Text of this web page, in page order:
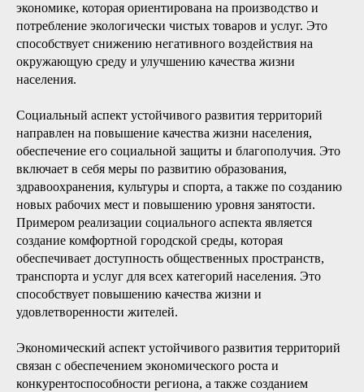
экономике, которая ориентирована на производство и
потребление экологически чистых товаров и услуг. Это
способствует снижению негативного воздействия на
окружающую среду и улучшению качества жизни
населения.
Социальный аспект устойчивого развития территорий
направлен на повышение качества жизни населения,
обеспечение его социальной защиты и благополучия. Это
включает в себя меры по развитию образования,
здравоохранения, культуры и спорта, а также по созданию
новых рабочих мест и повышению уровня занятости.
Примером реализации социального аспекта является
создание комфортной городской среды, которая
обеспечивает доступность общественных пространств,
транспорта и услуг для всех категорий населения. Это
способствует повышению качества жизни и
удовлетворенности жителей.
Экономический аспект устойчивого развития территорий
связан с обеспечением экономического роста и
конкурентоспособности региона, а также созданием